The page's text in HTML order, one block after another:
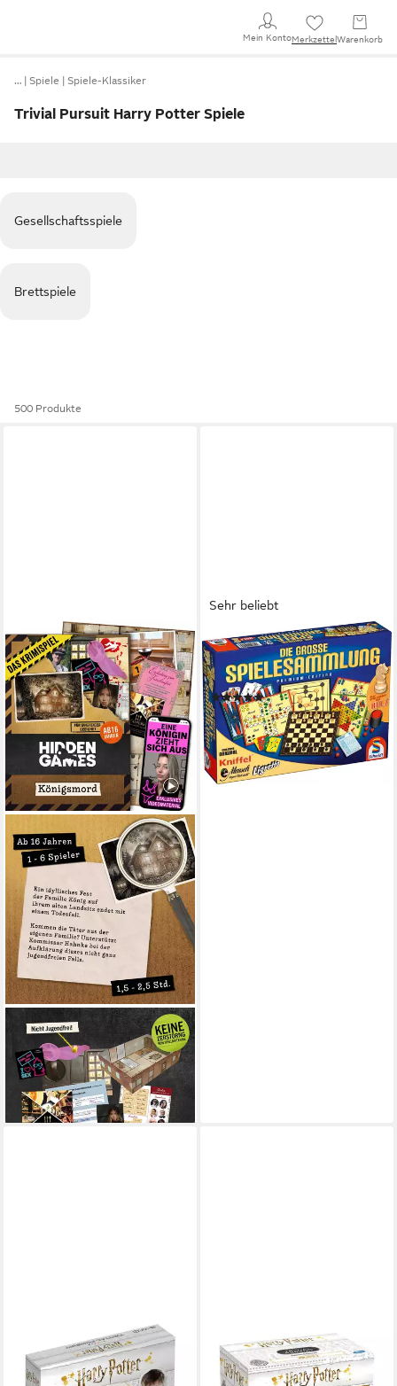
Mein KontoMerkzettel Warenkorb
… Spiele Spiele-Klassiker
Trivial Pursuit Harry Potter Spiele
Gesellschaftsspiele
Brettspiele
500 Produkte
HIDDEN GAMES TATORT
Spiel Königsmord, Krimispiel
FSK 16, Made in Germany
24,90 €
lieferbar - in 4-5 Werktagen bei dir
Sehr beliebt
SCHMIDT SPIELE
Spielesammlung Die große
Spielesammlung
(135)
ab 30,22 € UVP44,99 €
-33%
lieferbar in 2 Wochen